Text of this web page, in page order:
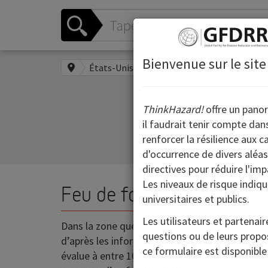
États-Unis New York Schoharie
Feu de forêt
Dans la zone que vous avez choisie
d’après les informations dont dispose
évalue à entre 10 et 50 % la probabilité de
Bienvenue sur le site
ThinkHazard!offre un
il faudrait tenir compte
renforcer la résilience aux
d'occurrence de divers
directives pour réduire
Les niveaux de risque
universitaires et publics.
Les utilisateurs et
questions ou de leurs
ce formulaire est